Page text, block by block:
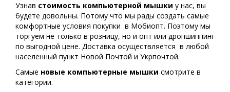
Узнав стоимость компьютерной мышки у нас, вы
будете довольны. Потому что мы рады создать самые
комфортные условия покупки в Мобиопт. Поэтому мы
торгуем не только в розницу, но и опт или дропшиппинг
по выгодной цене. Доставка осуществляется в любой
населенный пункт Новой Почтой и Укрпочтой.
Самые новые компьютерные мышки смотрите в
категории.